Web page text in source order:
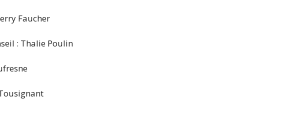
Faucher
: Thalie Poulin